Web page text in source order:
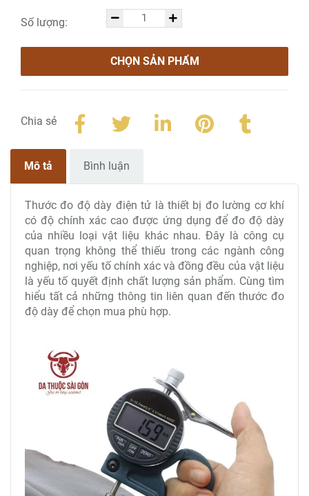
Số lượng:
CHỌN SẢN PHẨM
Chia sẻ
Mô tả Bình luận
Thước đo độ dày điện tử là thiết bị đo lường cơ khí
có độ chính xác cao được ứng dụng để đo độ dày
của nhiều loại vật liệu khác nhau. Đây là công cụ
quan trọng không thể thiếu trong các ngành công
nghiệp, nơi yếu tố chính xác và đồng đều của vật liệu
là yếu tố quyết định chất lượng sản phẩm. Cùng tìm
hiểu tất cả những thông tin liên quan đến thước đo
độ dày để chọn mua phù hợp.